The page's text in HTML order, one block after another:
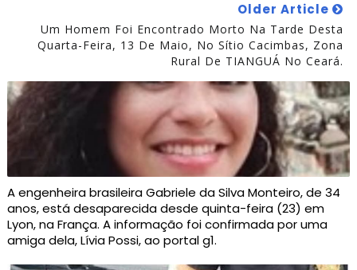
Older Article
Um Homem Foi Encontrado Morto Na Tarde Desta
Quarta-Feira, 13 De Maio, No Sítio Cacimbas, Zona
Rural De TIANGUÁ No Ceará.
A engenheira brasileira Gabriele da Silva Monteiro, de 34
anos, está desaparecida desde quinta-feira (23) em
Lyon, na França. A informação foi confirmada por uma
amiga dela, Lívia Possi, ao portal g1.